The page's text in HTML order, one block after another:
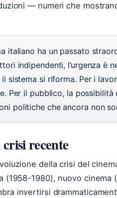
— numeri che
italiano ha un passato
indipendenti, l’urgenza è
sistema si riforma. Per i
Per il pubblico, la
politiche che ancora non
recente
della crisi del
(1958-1980), nuovo
invertirsi